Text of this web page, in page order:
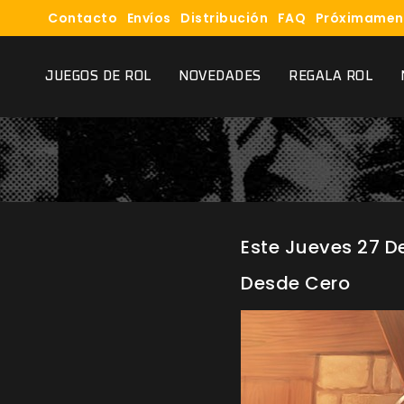
Contacto Envíos Distribución FAQ
JUEGOS DE ROL NOVEDADES REGALA ROL
Este Jueves 27
Desde Cero